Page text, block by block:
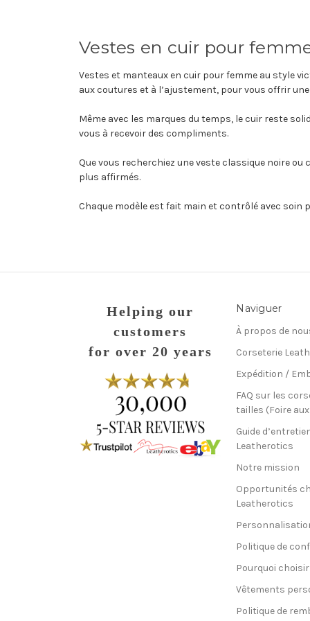
Vestes en cuir pour
Vestes et manteaux en cuir pour femme au style
aux coutures et à l’ajustement, pour vous offrir
Même avec les marques du temps, le cuir reste
vous à recevoir des compliments.
Que vous recherchiez une veste classique noire
plus affirmés.
Chaque modèle est fait main et contrôlé avec
Helping our
customers
for over 20 years
Naviguer
À propos de
Corseterie
Expédition /
FAQ sur les
tailles (Foire
Guide
Leatherotics
Notre mission
Opportunités
Leatherotics
Politique de
Pourquoi
Vêtements
Politique de